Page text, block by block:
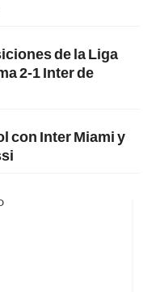
de la Liga
2-1 Inter de
con Inter Miami y